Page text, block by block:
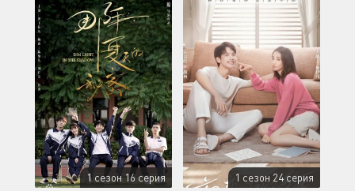
1 сезон 16 серия 1 сезон 24 серия